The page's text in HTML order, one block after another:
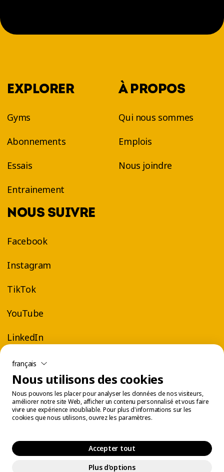
EXPLORER
Gyms
Abonnements
Essais
Entrainement
À PROPOS
Qui nous sommes
Emplois
Nous joindre
NOUS SUIVRE
Facebook
Instagram
TikTok
YouTube
LinkedIn
français
Nous utilisons des cookies
Nous pouvons les placer pour analyser les données de nos visiteurs,
améliorer notre site Web, afficher un contenu personnalisé et vous faire
vivre une expérience inoubliable. Pour plus d'informations sur les
cookies que nous utilisons, ouvrez les paramètres.
Accepter tout
Plus d'options